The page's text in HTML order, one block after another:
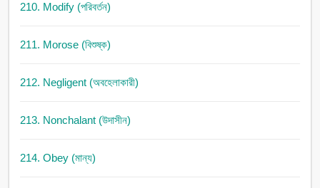
210. Modify (পরিবর্তন)
211. Morose (বিশুষ্ক)
212. Negligent (অবহেলাকারী)
213. Nonchalant (উদাসীন)
214. Obey (মান্য)